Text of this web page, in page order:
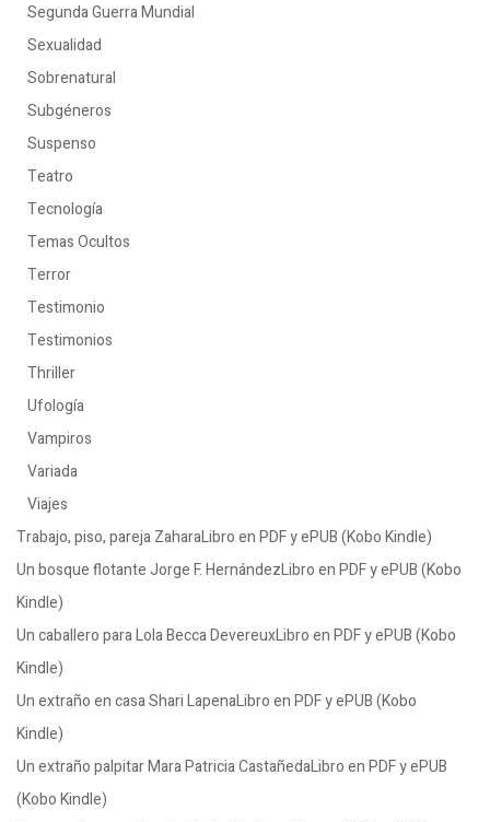
Segunda Guerra Mundial
Sexualidad
Sobrenatural
Subgéneros
Suspenso
Teatro
Tecnología
Temas Ocultos
Terror
Testimonio
Testimonios
Thriller
Ufología
Vampiros
Variada
Viajes
Trabajo, piso, pareja ZaharaLibro en PDF y ePUB (Kobo Kindle)
Un bosque flotante Jorge F. HernándezLibro en PDF y ePUB (Kobo
Kindle)
Un caballero para Lola Becca DevereuxLibro en PDF y ePUB (Kobo
Kindle)
Un extraño en casa Shari LapenaLibro en PDF y ePUB (Kobo
Kindle)
Un extraño palpitar Mara Patricia CastañedaLibro en PDF y ePUB
(Kobo Kindle)